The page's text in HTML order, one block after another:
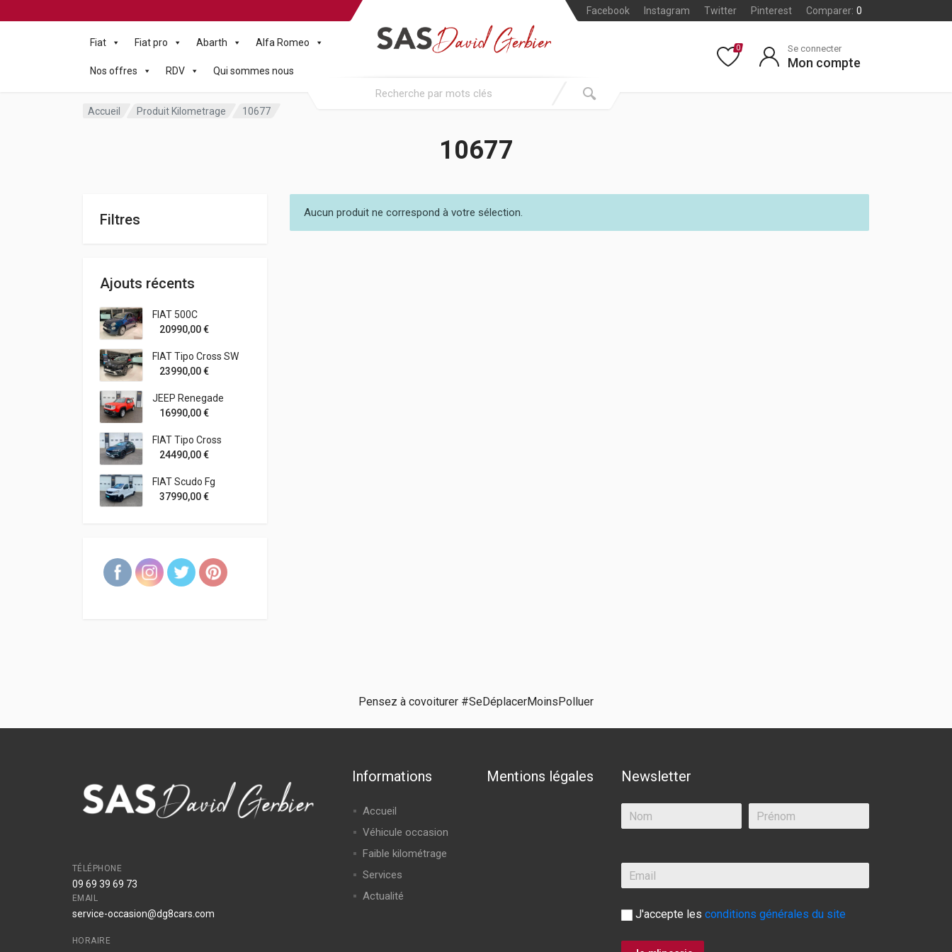
Facebook Instagram Twitter Pinterest Comparer: 0
Fiat Fiat pro Abarth Alfa Romeo
Nos offres RDV Qui sommes nous
0 Se connecter
Mon compte
Accueil Produit Kilometrage 10677
10677
Filtres
Ajouts récents
FIAT 500C
20990,00€
FIAT Tipo Cross SW
23990,00€
JEEP Renegade
16990,00€
FIAT Tipo Cross
24490,00€
FIAT Scudo Fg
37990,00€
Aucun produit ne correspond à votre sélection.
Pensez à covoiturer #SeDéplacerMoinsPolluer
TÉLÉPHONE
09 69 39 69 73
EMAIL
service-occasion@dg8cars.com
HORAIRE
Informations
Accueil
Véhicule occasion
Faible kilométrage
Services
Actualité
Mentions légales Newsletter
J'accepte les conditions générales du site